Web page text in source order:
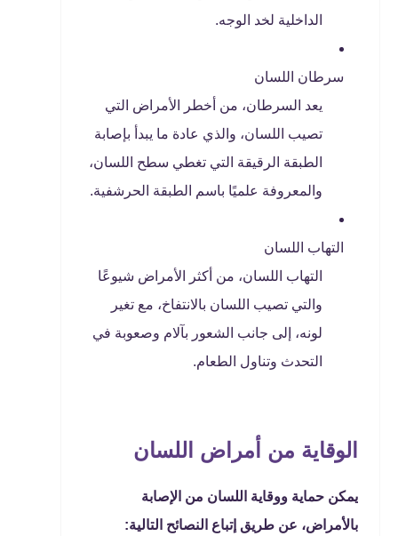
الداخلية لخد الوجه.
سرطان اللسان
يعد السرطان، من أخطر الأمراض التي
تصيب اللسان، والذي عادة ما يبدأ بإصابة
الطبقة الرقيقة التي تغطي سطح اللسان،
والمعروفة علميًا باسم الطبقة الحرشفية.
التهاب اللسان
التهاب اللسان، من أكثر الأمراض شيوعًا
والتي تصيب اللسان بالانتفاخ، مع تغير
لونه، إلى جانب الشعور بآلام وصعوبة في
التحدث وتناول الطعام.
الوقاية من أمراض اللسان
يمكن حماية ووقاية اللسان من الإصابة
بالأمراض، عن طريق إتباع النصائح التالية: